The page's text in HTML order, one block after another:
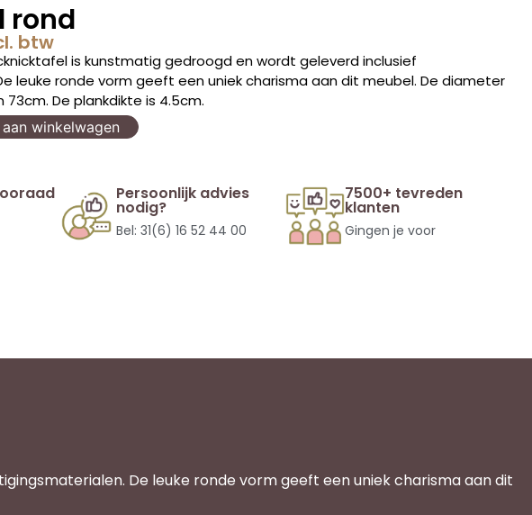
rond
btw
is kunstmatig gedroogd en wordt geleverd inclusief
leuke ronde vorm geeft een uniek charisma aan dit meubel. De diameter
73cm. De plankdikte is 4.5cm.
winkelwagen
Persoonlijk advies
nodig?
Bel: 31(6) 16 52 44 00
7500+ tevreden
klanten
Gingen je voor
De leuke ronde vorm geeft een uniek charisma aan dit